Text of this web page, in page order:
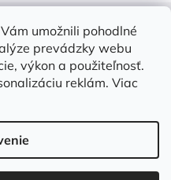
umožnili pohodlné
prevádzky webu
výkon a použiteľnosť.
reklám. Viac
práva vyhradené.Upraviť